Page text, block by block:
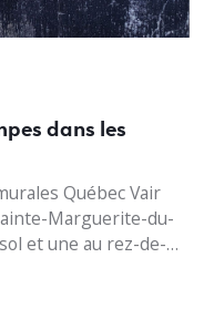
dans les
Québec Vair
Marguerite-du-
et une au rez-de-